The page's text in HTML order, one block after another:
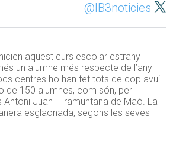
@IB3noticies
aquest curs escolar estrany
un alumne més respecte de l’any
centres ho han fet tots de cop avui.
de 150 alumnes, com són, per
Juan i Tramuntana de Maó. La
esglaonada, segons les seves